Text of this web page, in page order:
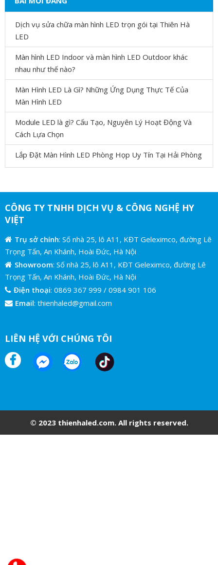
Dịch vụ sửa chữa màn hình LED trọn gói tại Thiên Hà
LED
Màn hình LED Indoor và màn hình LED Outdoor khác
nhau như thế nào?
Màn Hình LED Là Gì? Những Ứng Dụng Thực Tế Của
Màn Hình LED
Module LED là gì? Cấu Tạo, Nguyên Lý Hoạt Động Và
Cách Lựa Chọn
Lắp Đặt Màn Hình LED Phòng Họp Uy Tín Tại Hải Phòng
CÔNG TY TNHH DỊCH VỤ & CÔNG NGHỆ HY
VIỆT
Trụ sở chính: Số nhà 25, lô A11, KĐT Geleximco, đường Lê
Trọng Tấn, An Khánh, Hoài Đức, Hà Nội
Showroom: Số nhà 25, lô A11, KĐT Geleximco, đường Lê
Trọng Tấn, An Khánh, Hoài Đức, Hà Nội
Điện thoại: 0869 367 999 / 0984 901 106
Email: thienhaled@gmail.com
LIÊN HỆ VỚI CHÚNG TÔI
© 2023 thienhaled.com. All rights reserved.